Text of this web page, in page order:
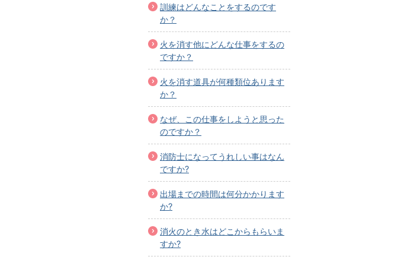
訓練はどんなことをするのです
か？
火を消す他にどんな仕事をするの
ですか？
火を消す道具が何種類位あります
か？
なぜ、この仕事をしようと思った
のですか？
消防士になってうれしい事はなん
ですか?
出場までの時間は何分かかります
か?
消火のとき水はどこからもらいま
すか?